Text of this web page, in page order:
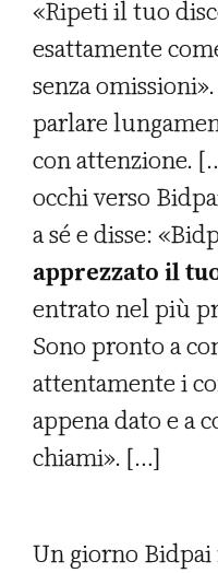
«Ripeti il tuo
esattamente
senza
parlare
con attenzione.
occhi verso
a sé e disse:
apprezzato il
entrato nel più
Sono pronto a
attentamente i
appena dato e a
chiami». […]
Un giorno